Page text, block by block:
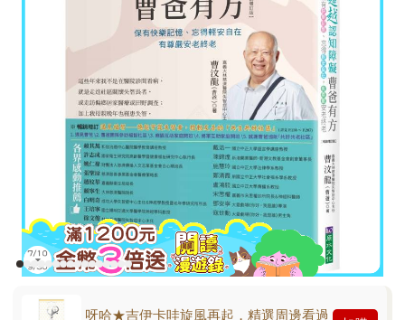
呀哈★吉伊卡哇旋風再起，精選周邊看過